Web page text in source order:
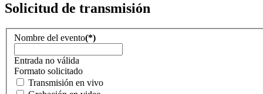
Solicitud de transmisión
Nombre del evento(*)
Entrada no válida
Formato solicitado
Transmisión en vivo